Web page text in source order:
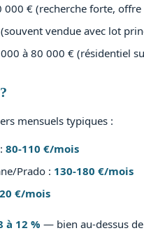
000 € (recherche forte, offre
vendue avec lot
à 80 000 € (résidentiel
mensuels typiques :
80-110 €/mois
Prado : 130-180 €/mois
€/mois
à 12 % — bien au-dessus